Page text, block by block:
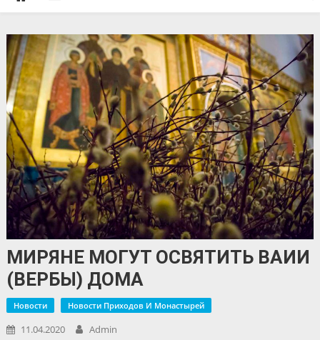
МИРЯНЕ МОГУТ ОСВЯТИТЬ ВАИИ
(ВЕРБЫ) ДОМА
Новости Новости Приходов И Монастырей
11.04.2020 Admin